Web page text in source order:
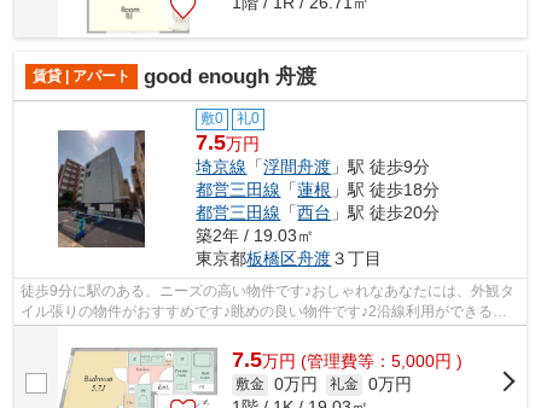
賃貸 | アパート good enough 舟渡
敷0 礼0
7.5万円
埼京線 「浮間舟渡 」駅 徒歩9分
都営三田線 「蓮根 」駅 徒歩18分
都営三田線 「西台 」駅 徒歩20分
築2年 / 19.03㎡
東京都板橋区舟渡３丁目
徒歩9分に駅のある、ニーズの高い物件です♪おしゃれなあなたには、外観タ
イル張りの物件がおすすめです♪眺めの良い物件です♪2沿線利用ができる、
交通の便が良い物件です♪こちらの物件...
7.5万円 (管理費等：5,000円 )
敷金 0万円 礼金 0万円